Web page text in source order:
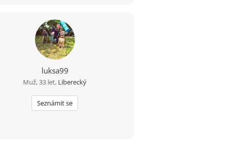
luksa99
Muž, 33 let, Liberecký
Seznámit se